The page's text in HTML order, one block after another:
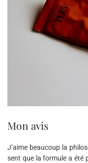
Mon avis
J’aime beaucoup la
sent que la formule a été